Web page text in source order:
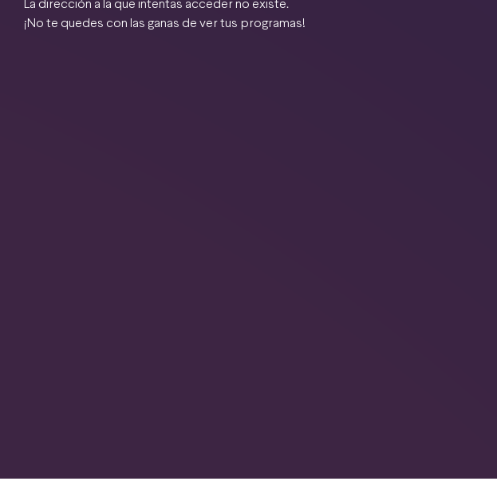
La dirección a la que intentas acceder no existe.
¡No te quedes con las ganas de ver tus programas!